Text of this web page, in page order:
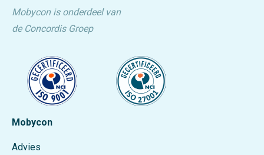
Mobycon is onderdeel van
de Concordis Groep
Mobycon
Advies